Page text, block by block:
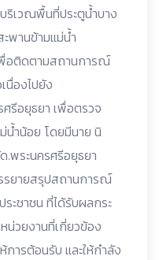
ริเวณพื้นที่ประตูน้ำบาง
พานข้ามแม่น้ำ
พื่อติดตามสถานการณ์
นื่องไปยัง
รีอยุธยา เพื่อตรวจ
ำน้อย โดยมีนาย นิ
พระนครศรีอยุธยา
รยายสรุปสถานการณ์
ะชาชน ที่ได้รับผลกระ
น่วยงานที่เกี่ยวข้อง
การต้อนรับ และให้กำลัง